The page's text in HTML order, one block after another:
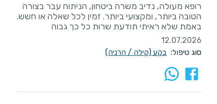
רופא מעולה, נדיב משרה ביטחון, הניתוח עבר בצורה
הטובה ביותר, ומקצועי ביותר. זמין לכל שאלה או חשש.
באמת שלא ראיתי תודעת שרות כל כך גבוה
12.07.2026
סוג טיפול: בקע (קילה / הרניה)